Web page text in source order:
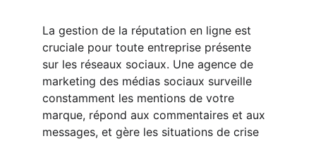
La gestion de la réputation en ligne est
cruciale pour toute entreprise présente
sur les réseaux sociaux. Une agence de
marketing des médias sociaux surveille
constamment les mentions de votre
marque, répond aux commentaires et aux
messages, et gère les situations de crise